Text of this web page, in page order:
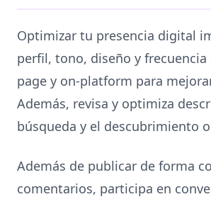
Optimizar tu presencia digital
perfil, tono, diseño y
page y on-platform para
Además, revisa y optimiza
búsqueda y el descubrimiento
Además de publicar de forma
comentarios, participa en